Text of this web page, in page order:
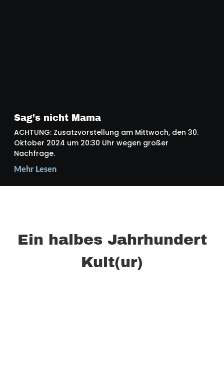
Sag’s nicht Mama
ACHTUNG: Zusatzvorstellung am Mittwoch, den 30.
Oktober 2024 um 20:30 Uhr wegen großer
Nachfrage.
Mehr Lesen
Ein halbes Jahrhundert
Kult(ur)